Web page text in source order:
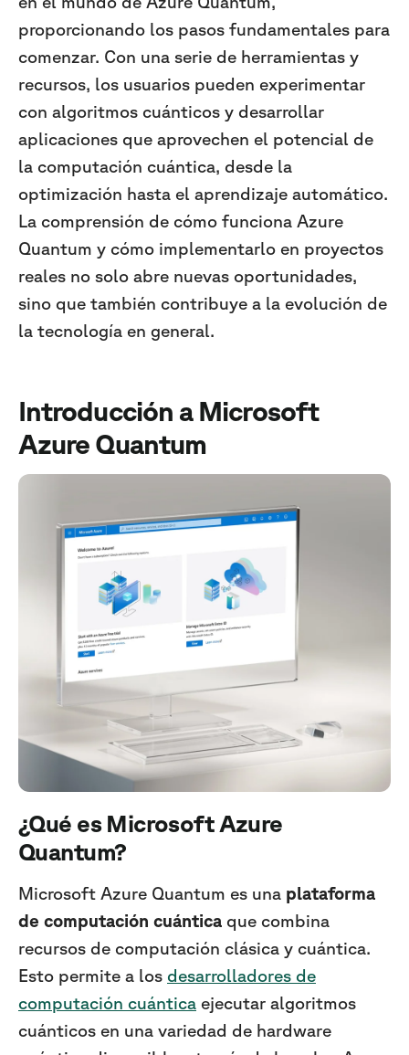
proporcionando los pasos fundamentales para
comenzar. Con una serie de herramientas y
recursos, los usuarios pueden experimentar
con algoritmos cuánticos y desarrollar
aplicaciones que aprovechen el potencial de
la computación cuántica, desde la
optimización hasta el aprendizaje automático.
La comprensión de cómo funciona Azure
Quantum y cómo implementarlo en proyectos
reales no solo abre nuevas oportunidades,
sino que también contribuye a la evolución de
la tecnología en general.
Introducción a Microsoft
Azure Quantum
¿Qué es Microsoft Azure
Quantum?
Microsoft Azure Quantum es una plataforma
de computación cuántica que combina
recursos de computación clásica y cuántica.
Esto permite a los desarrolladores de
computación cuántica ejecutar algoritmos
cuánticos en una variedad de hardware